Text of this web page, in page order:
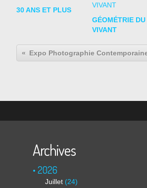
30 ANS ET PLUS
GÉOMÉTRIE DU
VIVANT
Archives
2026
Juillet (24)